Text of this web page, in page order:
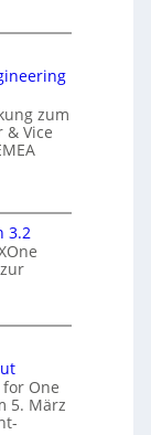
zum
& Vice
3.2
One
5. März